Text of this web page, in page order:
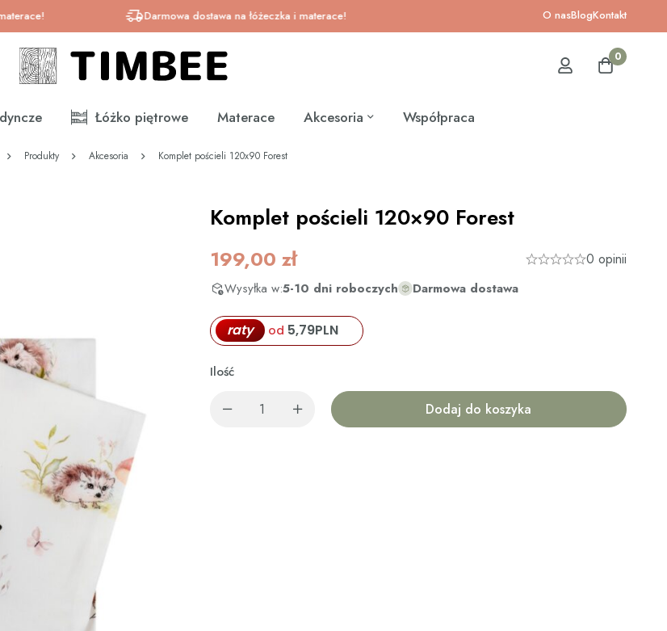
Darmowa dostawa na łóżeczka i materace! O nasBlogKontakt
0
Łóżko piętrowe Materace Akcesoria Współpraca
Produkty Akcesoria Komplet pościeli 120x90 Forest
Komplet pościeli 120×90 Forest
199,00 zł 0 opinii
Wysyłka w:5-10 dni roboczych Darmowa dostawa
raty od 5,79PLN
Ilość
Dodaj do koszyka